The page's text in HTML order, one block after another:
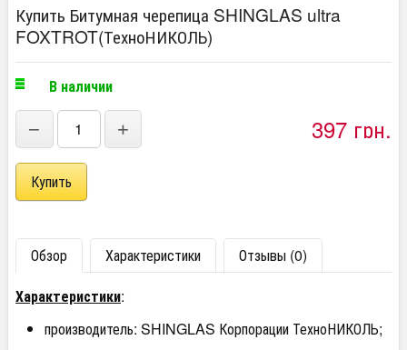
Купить Битумная черепица SHINGLAS ultra
FOXTROT(ТехноНИКОЛЬ)
В наличии
− + 397 грн.
Обзор Характеристики
Отзывы (0)
Характеристики:
производитель: SHINGLAS Корпорации ТехноНИКОЛЬ;